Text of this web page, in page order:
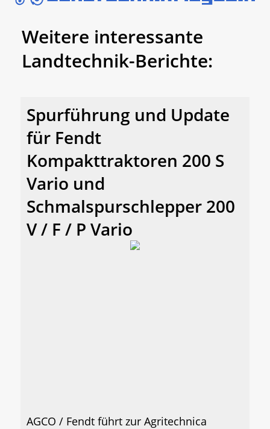
Weitere interessante
Landtechnik-Berichte:
Spurführung und Update
für Fendt
Kompakttraktoren 200 S
Vario und
Schmalspurschlepper 200
V / F / P Vario
AGCO / Fendt führt zur Agritechnica